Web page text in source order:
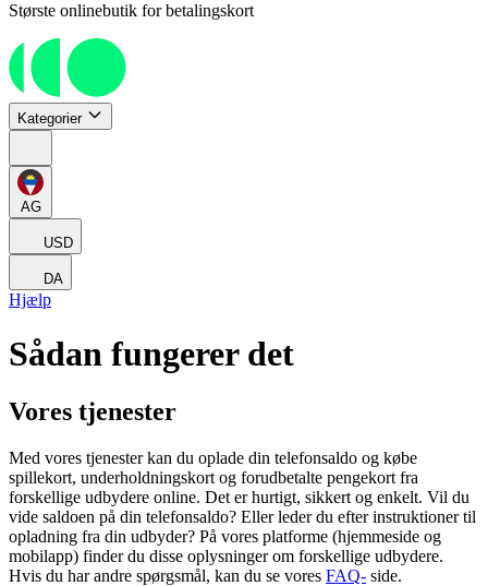
Største onlinebutik for betalingskort
Kategorier
AG
USD
DA
Hjælp
Sådan fungerer det
Vores tjenester
Med vores tjenester kan du oplade din telefonsaldo og købe
spillekort, underholdningskort og forudbetalte pengekort fra
forskellige udbydere online. Det er hurtigt, sikkert og enkelt. Vil du
vide saldoen på din telefonsaldo? Eller leder du efter instruktioner til
opladning fra din udbyder? På vores platforme (hjemmeside og
mobilapp) finder du disse oplysninger om forskellige udbydere.
Hvis du har andre spørgsmål, kan du se vores FAQ- side.